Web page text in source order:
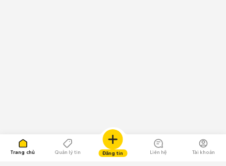
Trang chủ Quản lý tin Đăng tin Liên hệ Tài khoản